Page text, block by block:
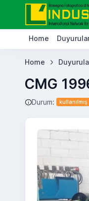
Home
Home
CMG
Durum: kullanılmış